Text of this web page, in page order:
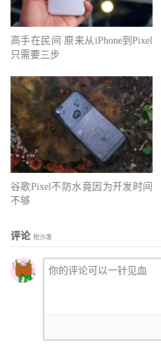
高手在民间 原来从iPhone到Pixel
只需要三步
谷歌Pixel不防水竟因为开发时间
不够
评论 抢沙发